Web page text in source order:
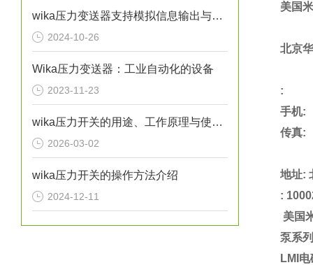
wika压力变送器支持模拟信息输出与远程通信
2024-10-26
Wika压力变送器：工业自动化的设备
2023-11-23
wika压力开关的用途、工作原理与使用注意事项
2026-03-02
wika压力开关的操作方法介绍
2024-12-11
美国
北京
:
手机:
传真:
地址:
:
美国
泵系列
LMI